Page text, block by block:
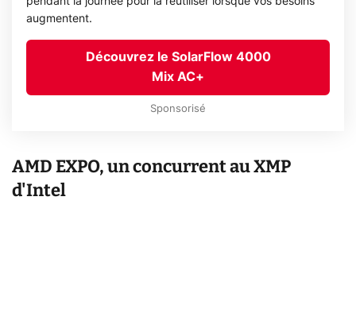
augmentent.
Découvrez le SolarFlow 4000
Mix AC+
Sponsorisé
AMD EXPO, un concurrent au XMP
d'Intel